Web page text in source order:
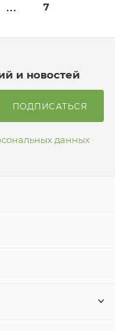
7
и новостей
ПОДПИСАТЬСЯ
данных